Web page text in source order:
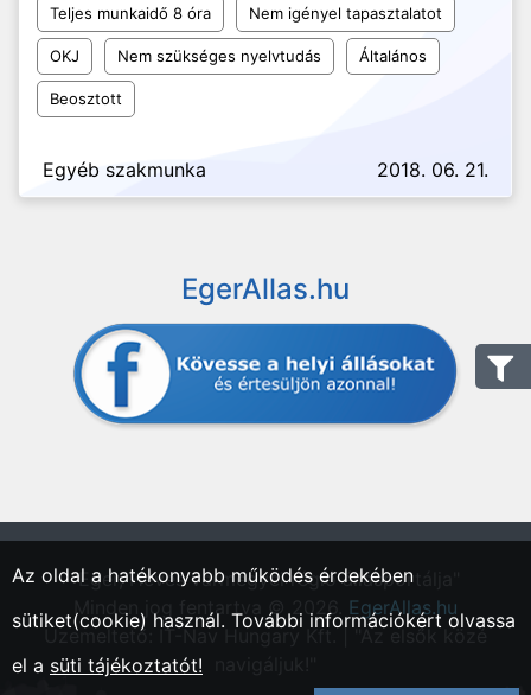
Teljes munkaidő 8 óra Nem igényel tapasztalatot
OKJ Nem szükséges nyelvtudás Általános
Beosztott
Egyéb szakmunka 2018. 06. 21.
EgerAllas.hu
"Eger, Heves vármegyei régió állásportálja"
Minden jog fentartva © 2026. EgerAllas.hu
Üzemeltető: IT-Nav Hungary Kft. | "Az elsők közé
Az oldal a hatékonyabb működés érdekében
sütiket(cookie) használ. További információkért olvassa
el a süti tájékoztatót!